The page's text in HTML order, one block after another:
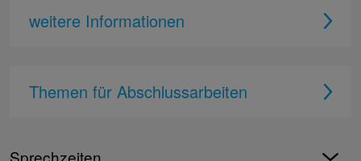
weitere Informationen
Themen für Abschlussarbeiten
Sprechzeiten